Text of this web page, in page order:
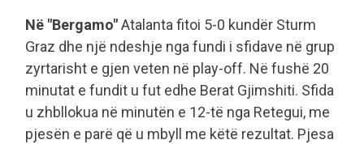
Në "Bergamo"Atalanta fitoi 5-0 kundër Sturm
Graz dhe një ndeshje nga fundi i sfidave në grup
zyrtarisht e gjen veten në play-off. Në fushë 20
minutat e fundit u fut edhe Berat Gjimshiti. Sfida
u zhbllokua në minutën e 12-të nga Retegui, me
pjesën e parë që u mbyll me këtë rezultat. Pjesa